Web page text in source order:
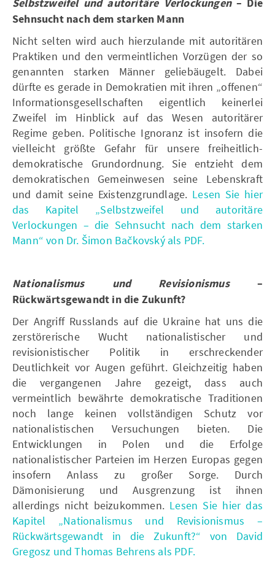
Selbstzweifel und autoritäre Verlockungen– Die
Sehnsucht nach dem starken Mann
Nicht selten wird auch hierzulande mit autoritären
Praktiken und den vermeintlichen Vorzügen der so
genannten starken Männer geliebäugelt. Dabei
dürfte es gerade in Demokratien mit ihren „offenen“
Informationsgesellschaften eigentlich keinerlei
Zweifel im Hinblick auf das Wesen autoritärer
Regime geben. Politische Ignoranz ist insofern die
vielleicht größte Gefahr für unsere freiheitlich-
demokratische Grundordnung. Sie entzieht dem
demokratischen Gemeinwesen seine Lebenskraft
und damit seine Existenzgrundlage. Lesen Sie hier
das Kapitel „Selbstzweifel und autoritäre
Verlockungen – die Sehnsucht nach dem starken
Mann“ von Dr. Šimon Bačkovský als PDF.
Nationalismus und Revisionismus –
Rückwärtsgewandt in die Zukunft?
Der Angriff Russlands auf die Ukraine hat uns die
zerstörerische Wucht nationalistischer und
revisionistischer Politik in erschreckender
Deutlichkeit vor Augen geführt. Gleichzeitig haben
die vergangenen Jahre gezeigt, dass auch
vermeintlich bewährte demokratische Traditionen
noch lange keinen vollständigen Schutz vor
nationalistischen Versuchungen bieten. Die
Entwicklungen in Polen und die Erfolge
nationalistischer Parteien im Herzen Europas gegen
insofern Anlass zu großer Sorge. Durch
Dämonisierung und Ausgrenzung ist ihnen
allerdings nicht beizukommen.Lesen Sie hier das
Kapitel „Nationalismus und Revisionismus –
Rückwärtsgewandt in die Zukunft?“ von David
Gregosz und Thomas Behrens als PDF.